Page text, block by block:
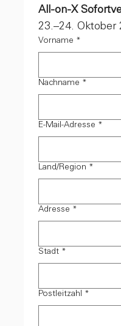
All-on-X
23.–24. Oktober
Vorname *
Nachname *
E-Mail-Adresse *
Mehrzeilige Adresse
Land/Region *
Adresse *
Stadt *
Postleitzahl *